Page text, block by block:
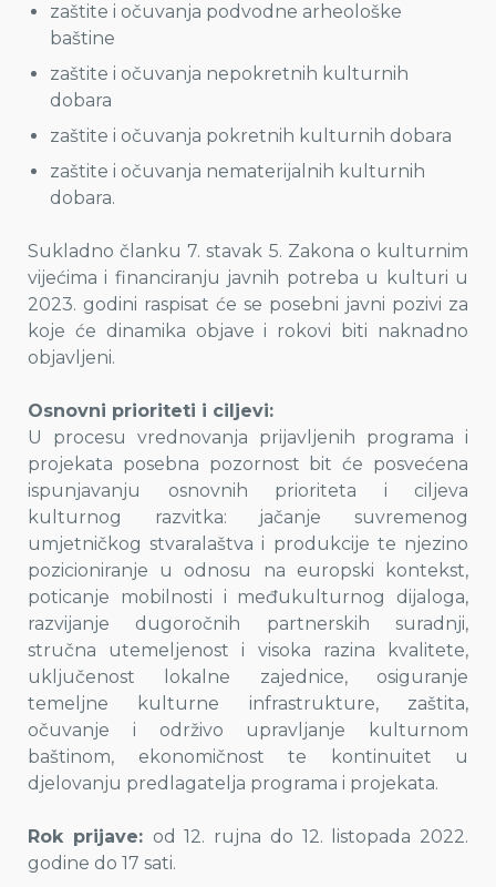
zaštite i očuvanja podvodne arheološke
baštine
zaštite i očuvanja nepokretnih kulturnih
dobara
zaštite i očuvanja pokretnih kulturnih dobara
zaštite i očuvanja nematerijalnih kulturnih
dobara.
Sukladno članku 7. stavak 5. Zakona o kulturnim
vijećima i financiranju javnih potreba u kulturi u
2023. godini raspisat će se posebni javni pozivi za
koje će dinamika objave i rokovi biti naknadno
objavljeni.
Osnovni prioriteti i ciljevi:
U procesu vrednovanja prijavljenih programa i
projekata posebna pozornost bit će posvećena
ispunjavanju osnovnih prioriteta i ciljeva
kulturnog razvitka: jačanje suvremenog
umjetničkog stvaralaštva i produkcije te njezino
pozicioniranje u odnosu na europski kontekst,
poticanje mobilnosti i međukulturnog dijaloga,
razvijanje dugoročnih partnerskih suradnji,
stručna utemeljenost i visoka razina kvalitete,
uključenost lokalne zajednice, osiguranje
temeljne kulturne infrastrukture, zaštita,
očuvanje i održivo upravljanje kulturnom
baštinom, ekonomičnost te kontinuitet u
djelovanju predlagatelja programa i projekata.
Rok prijave: od 12. rujna do 12. listopada 2022.
godine do 17 sati.